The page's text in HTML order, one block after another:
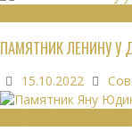
ПАМЯТНИК ЛЕНИНУ У
15.10.2022